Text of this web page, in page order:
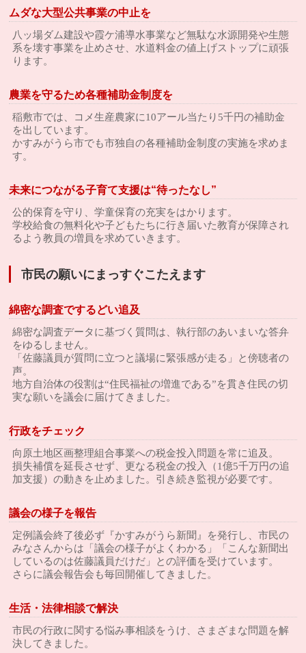
ムダな大型公共事業の中止を
八ッ場ダム建設や霞ケ浦導水事業など無駄な水源開発や生態
系を壊す事業を止めさせ、水道料金の値上げストップに頑張
ります。
農業を守るため各種補助金制度を
稲敷市では、コメ生産農家に10アール当たり5千円の補助金
を出しています。
かすみがうら市でも市独自の各種補助金制度の実施を求めま
す。
未来につながる子育て支援は“待ったなし”
公的保育を守り、学童保育の充実をはかります。
学校給食の無料化や子どもたちに行き届いた教育が保障され
るよう教員の増員を求めていきます。
市民の願いにまっすぐこたえます
綿密な調査でするどい追及
綿密な調査データに基づく質問は、執行部のあいまいな答弁
をゆるしません。
「佐藤議員が質問に立つと議場に緊張感が走る」と傍聴者の
声。
地方自治体の役割は“住民福祉の増進である”を貫き住民の切
実な願いを議会に届けてきました。
行政をチェック
向原土地区画整理組合事業への税金投入問題を常に追及。
損失補償を延長させず、更なる税金の投入（1億5千万円の追
加支援）の動きを止めました。引き続き監視が必要です。
議会の様子を報告
定例議会終了後必ず『かすみがうら新聞』を発行し、市民の
みなさんからは「議会の様子がよくわかる」「こんな新聞出
しているのは佐藤議員だけだ」との評価を受けています。
さらに議会報告会も毎回開催してきました。
生活・法律相談で解決
市民の行政に関する悩み事相談をうけ、さまざまな問題を解
決してきました。